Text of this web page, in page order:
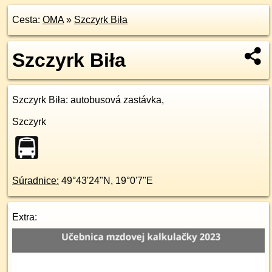
Cesta: OMA» Szczyrk Biła
Szczyrk Biła
Szczyrk Biła: autobusová zastávka,
Szczyrk
Súradnice: 49°43'24"N , 19°0'7"E
Extra: